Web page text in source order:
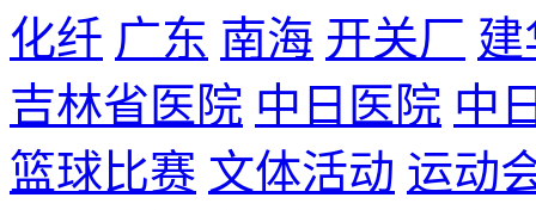
化纤 广东 南海 开关厂 建
吉林省医院 中日医院 中
篮球比赛 文体活动 运动